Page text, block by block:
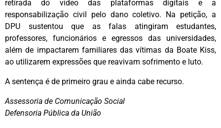
retirada do vídeo das plataformas digitais e a
responsabilização civil pelo dano coletivo. Na petição, a
DPU sustentou que as falas atingiram estudantes,
professores, funcionários e egressos das universidades,
além de impactarem familiares das vítimas da Boate Kiss,
ao utilizarem expressões que reavivam sofrimento e luto.
A sentença é de primeiro grau e ainda cabe recurso.
Assessoria de Comunicação Social
Defensoria Pública da União